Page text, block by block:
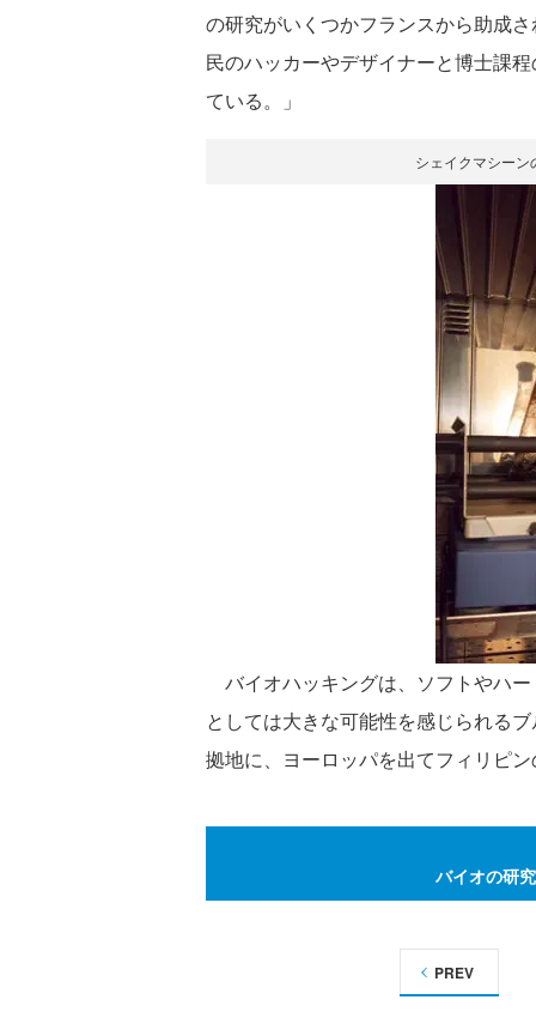
の研究がいくつかフランスから助成
民のハッカーやデザイナーと博士課
ている。」
シェイクマシー
バイオハッキングは、ソフトやハ
としては大きな可能性を感じられる
拠地に、ヨーロッパを出てフィリピ
バイオの研
PREV